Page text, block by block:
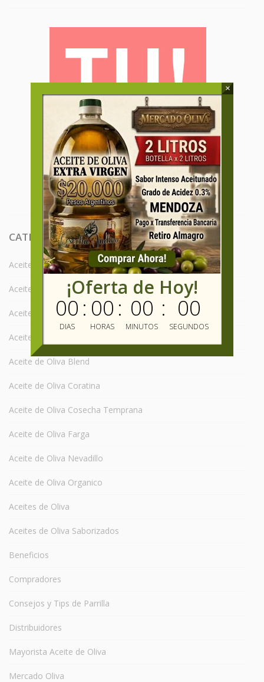
CATEGORIAS
Aceite de Oliva Arauco
Aceite de Oliva Arbequina
Aceite de Oliva Arbosana
Aceite de Oliva Argentina
Aceite de Oliva Blend
Aceite de Oliva Coratina
Aceite de Oliva Cosecha Temprana
Aceite de Oliva Farga
Aceite de Oliva Nevadillo
Aceite de Oliva Organico
Aceites de Oliva
Aceites de Oliva Saborizados
Beneficios
Compradores
Consejos y Tips de Parrilla
Distribuidores
Mayorista Aceite de Oliva
Mercado Oliva
¡Oferta de Hoy!
00
DIAS
: 00
HORAS
: 00
MINUTOS
: 00
SEGUNDOS
×